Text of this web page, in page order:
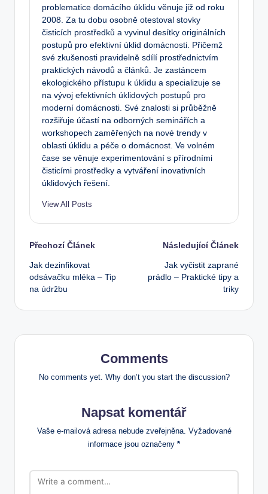
problematice domácího úklidu věnuje již od roku
2008. Za tu dobu osobně otestoval stovky
čisticích prostředků a vyvinul desítky originálních
postupů pro efektivní úklid domácnosti. Přičemž
své zkušenosti pravidelně sdílí prostřednictvím
praktických návodů a článků. Je zastáncem
ekologického přístupu k úklidu a specializuje se
na vývoj efektivních úklidových postupů pro
moderní domácnosti. Své znalosti si průběžně
rozšiřuje účastí na odborných seminářích a
workshopech zaměřených na nové trendy v
oblasti úklidu a péče o domácnost. Ve volném
čase se věnuje experimentování s přírodními
čisticími prostředky a vytváření inovativních
úklidových řešení.
View All Posts
Post
navigation
Přechozí Článek
Jak dezinfikovat
odsávačku mléka – Tip
na údržbu
Následující Článek
Jak vyčistit zaprané
prádlo – Praktické tipy a
triky
Comments
No comments yet. Why don’t you start the discussion?
Napsat komentář
Vaše e-mailová adresa nebude zveřejněna. Vyžadované
informace jsou označeny *